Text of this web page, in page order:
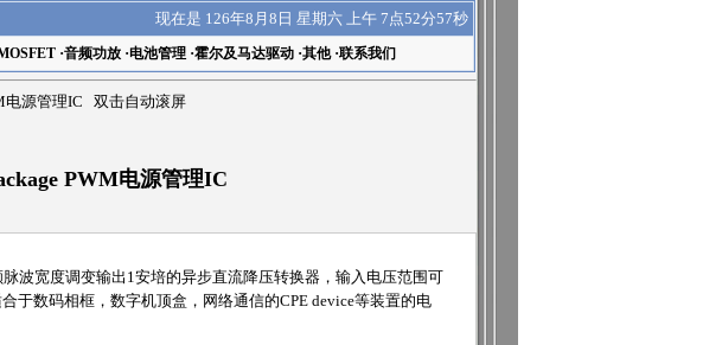
现在是 126年8月8日 星期六 上午 7点52分57秒
·音频功放·电池管理·霍尔及马达驱动·其他·联系我们
电源管理IC 双击自动滚屏
PWM电源管理IC
波宽度调变输出1安培的异步直流降压转换器，输入电压范围可
于数码相框，数字机顶盒，网络通信的CPE device等装置的电